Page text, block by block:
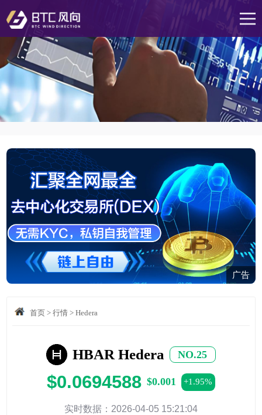
广告
首页> 行情> Hedera
HBAR Hedera NO.25
$0.0694588 $0.001 +1.95%
实时数据：2026-04-05 15:21:04